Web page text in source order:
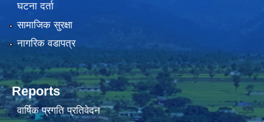
घटना दर्ता
सामाजिक सुरक्षा
नागरिक वडापत्र
Reports
वार्षिक प्रगति प्रतिवेदन